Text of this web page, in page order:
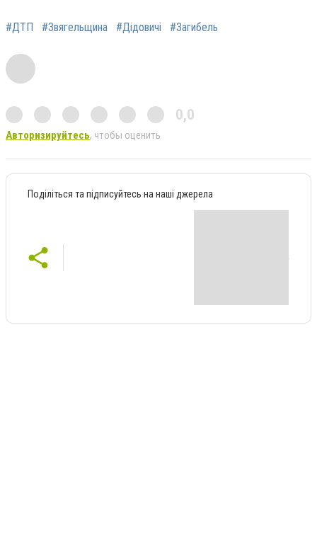
#ДТП #Звягельщина #Дідовичі #Загибель
0,0
Авторизируйтесь, чтобы оценить
Поділіться та підписуйтесь на наші джерела